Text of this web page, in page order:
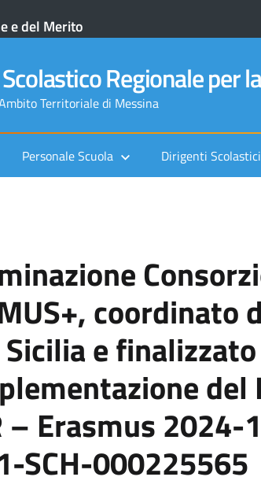
e del Merito
Regionale per
Territoriale di Messina
Personale Scuola Dirigenti Scolastici
coordinato
e finalizzato
– Erasmus 2024-
SCH-000225565